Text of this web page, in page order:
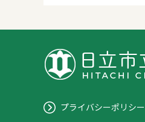
プライバシーポリシー